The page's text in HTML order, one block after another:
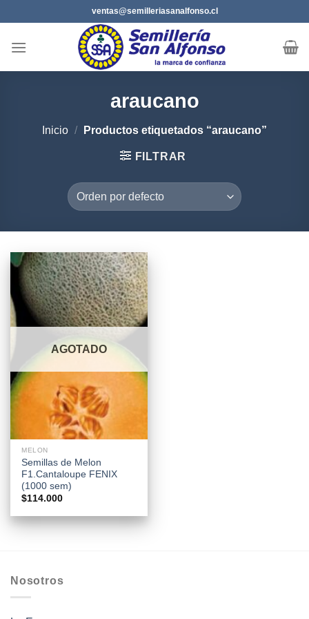
al
contenido
ventas@semilleriasanalfonso.cl
araucano
Inicio / Productos etiquetados “araucano”
FILTRAR
AGOTADO
MELON
Semillas de Melon
F1.Cantaloupe FENIX
(1000 sem)
$114.000
Nosotros